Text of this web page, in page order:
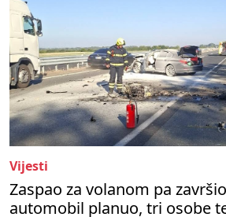
Vijesti
Zaspao za volanom pa
automobil planuo, tri osobe